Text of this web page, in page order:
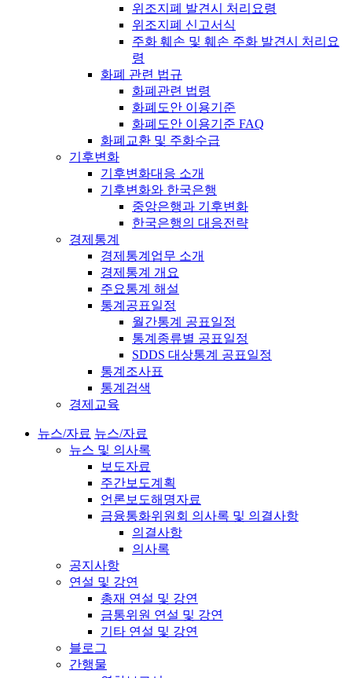
위조지폐 발견시 처리요령
위조지폐 신고서식
주화 훼손 및 훼손 주화 발견시 처리요
령
화폐 관련 법규
화폐관련 법령
화폐도안 이용기준
화폐도안 이용기준 FAQ
화폐교환 및 주화수급
기후변화
기후변화대응 소개
기후변화와 한국은행
중앙은행과 기후변화
한국은행의 대응전략
경제통계
경제통계업무 소개
경제통계 개요
주요통계 해설
통계공표일정
월간통계 공표일정
통계종류별 공표일정
SDDS 대상통계 공표일정
통계조사표
통계검색
경제교육
뉴스/자료 뉴스/자료
뉴스 및 의사록
보도자료
주간보도계획
언론보도해명자료
금융통화위원회 의사록 및 의결사항
의결사항
의사록
공지사항
연설 및 강연
총재 연설 및 강연
금통위원 연설 및 강연
기타 연설 및 강연
블로그
간행물